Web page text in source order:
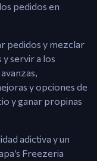
pedidos en
pedidos y mezclar
servir a los
y opciones de
y ganar propinas
adictiva y un
Freezeria